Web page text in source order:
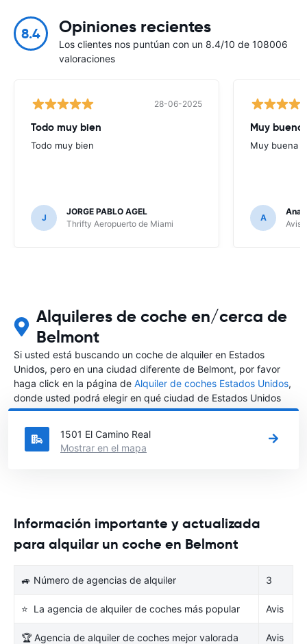
8.4 Opiniones recientes
Los clientes nos puntúan con un 8.4/10 de 108006
valoraciones
28-06-2025
Todo muy bien
Todo muy bien
J
JORGE PABLO AGEL
Thrifty Aeropuerto de Miami
Muy buena
Muy buena
A
Ana
Avis
Alquileres de coche en/cerca de
Belmont
Si usted está buscando un coche de alquiler en Estados
Unidos, pero en una ciudad diferente de Belmont, por favor
haga click en la página de Alquiler de coches Estados Unidos,
donde usted podrá elegir en qué ciudad de Estados Unidos
desea alquilar un coche.
1501 El Camino Real
Mostrar en el mapa
Información importante y actualizada
para alquilar un coche en Belmont
🚙 Número de agencias de alquiler 3
⭐ La agencia de alquiler de coches más popular Avis
🏆 Agencia de alquiler de coches mejor valorada Avis